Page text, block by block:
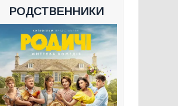
РОДСТВЕННИКИ